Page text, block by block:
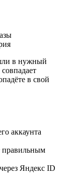
в нужный
в свой
аккаунта
правильным
Яндекс ID